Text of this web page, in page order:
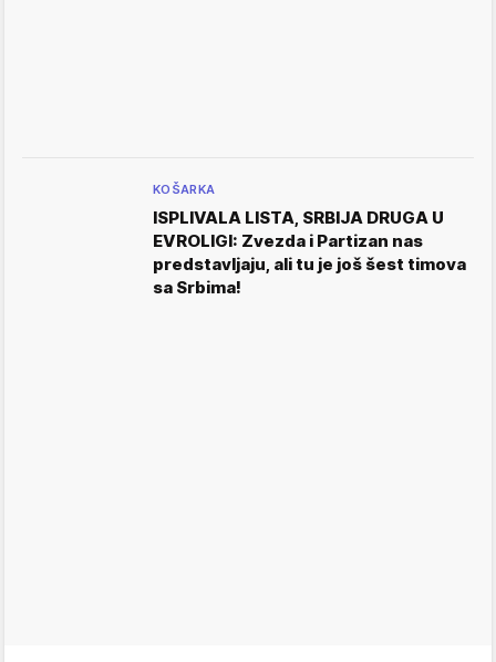
KOŠARKA
ISPLIVALA LISTA, SRBIJA DRUGA U
EVROLIGI: Zvezda i Partizan nas
predstavljaju, ali tu je još šest timova
sa Srbima!